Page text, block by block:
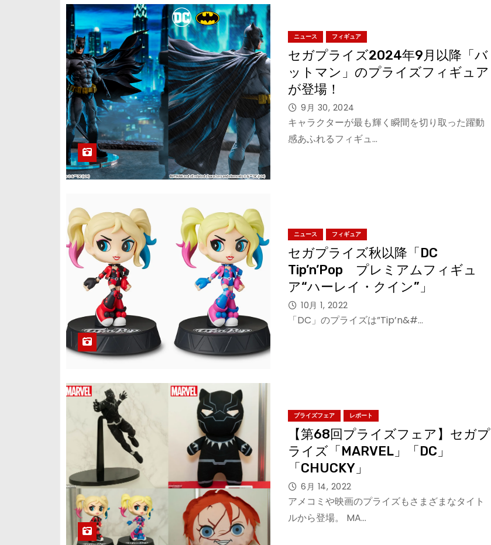
ニュース フィギュア
セガプライズ2024年9月以降「バ
ットマン」のプライズフィギュア
が登場！
9月 30, 2024
キャラクターが最も輝く瞬間を切り取った躍動
感あふれるフィギュ…
ニュース フィギュア
セガプライズ秋以降「DC
Tip’n’Pop プレミアムフィギュ
ア“ハーレイ・クイン”」
10月 1, 2022
「DC」のプライズは”Tip’n&#…
プライズフェア レポート
【第68回プライズフェア】セガプ
ライズ「MARVEL」「DC」
「CHUCKY」
6月 14, 2022
アメコミや映画のプライズもさまざまなタイト
ルから登場。 MA…